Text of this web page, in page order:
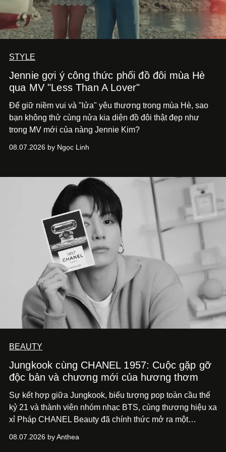
STYLE
Jennie gợi ý công thức phối đồ đôi mùa Hè
qua MV "Less Than A Lover"
Để giữ niềm vui và "lửa" yêu thương trong mùa Hè, sao
bạn không thử cùng nửa kia diện đồ đôi thật đẹp như
trong MV mới của nàng Jennie Kim?
08.07.2026 by Ngọc Linh
BEAUTY
Jungkook cùng CHANEL 1957: Cuộc gặp gỡ
độc bản và chương mới của hương thơm
Sự kết hợp giữa Jungkook, biểu tượng pop toàn cầu thế
kỷ 21 và thành viên nhóm nhạc BTS, cùng thương hiệu xa
xỉ Pháp CHANEL Beauty đã chính thức mở ra một
hoa cao cấp 1957.
08.07.2026 by Anthea